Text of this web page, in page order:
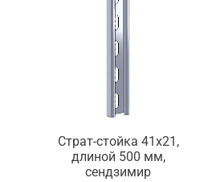
Страт-стойка 41х21,
длиной 500 мм,
сендзимир